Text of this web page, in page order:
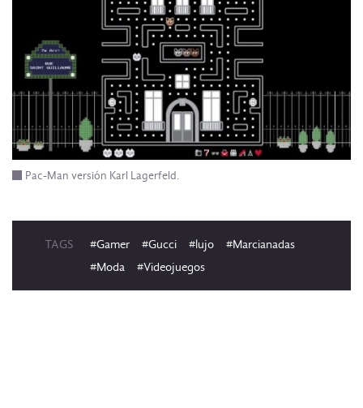
Pac-Man versión Karl Lagerfeld.
TAGS #Gamer #Gucci #lujo
#Marcianadas
#Moda
#Videojuegos